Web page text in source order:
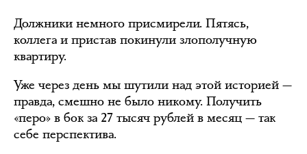
Должники немного присмирели. Пятясь,
коллега и пристав покинули злополучную
квартиру.
Уже через день мы шутили над этой историей —
правда, смешно не было никому. Получить
«перо» в бок за 27 тысяч рублей в месяц — так
себе перспектива.